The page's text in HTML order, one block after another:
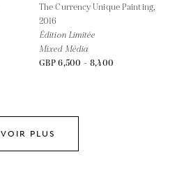
The Currency Unique Painting,
2016
Édition Limitée
Mixed Média
GBP 6,500 - 8,400
VOIR PLUS